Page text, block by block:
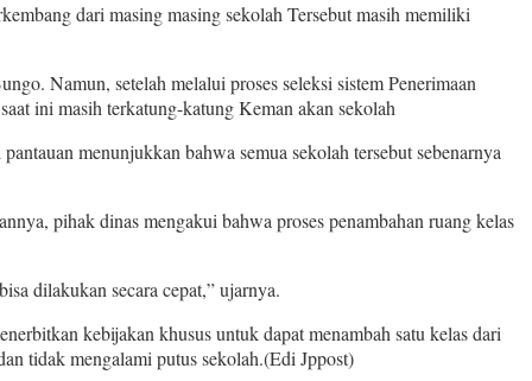
dari masing masing sekolah Tersebut masih memiliki
Namun, setelah melalui proses seleksi sistem Penerimaan
ini masih terkatung-katung Keman akan sekolah
menunjukkan bahwa semua sekolah tersebut sebenarnya
pihak dinas mengakui bahwa proses penambahan ruang kelas
dilakukan secara cepat,” ujarnya.
kebijakan khusus untuk dapat menambah satu kelas dari
tidak mengalami putus sekolah.(Edi Jppost)